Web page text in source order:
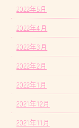
2022年5月
2022年4月
2022年3月
2022年2月
2022年1月
2021年12月
2021年11月